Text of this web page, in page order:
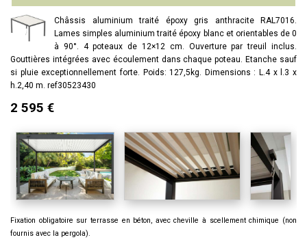
Châssis aluminium traité époxy gris anthracite RAL7016.
Lames simples aluminium traité époxy blanc et orientables de 0
à 90°. 4 poteaux de 12×12 cm. Ouverture par treuil inclus.
Gouttières intégrées avec écoulement dans chaque poteau. Etanche sauf
si pluie exceptionnellement forte. Poids: 127,5kg. Dimensions : L.4 x l.3 x
h.2,40 m. ref30523430
2 595 €
Fixation obligatoire sur terrasse en béton, avec cheville à scellement chimique (non
fournis avec la pergola).